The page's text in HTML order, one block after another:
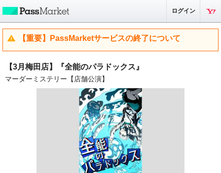
ログイン
【重要】PassMarketサービスの終了について
【3月梅田店】『全能のパラドックス』
マーダーミステリー【店舗公演】